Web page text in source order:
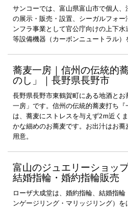
サンコーでは、富山県富山市で個人
の展示・販売・設置、シーガルフォ
ンフラ事業として官公庁向けの上下
等設備機器（カーボンニュートラル）
蕎麦一房｜信州の伝統的
のし」｜長野県長野市
長野県長野市東鶴賀町にある地酒と
一房」です。信州の伝統的蕎麦打ち
は、蕎麦にストレスを与えず2m近く
かな細めのお蕎麦です。お出汁はお
用意。
富山のジュエリーショッ
結婚指輪・婚約指輪販売
ローザ大成堂は、婚約指輪、結婚指
ンゲージリング・マリッジリング）